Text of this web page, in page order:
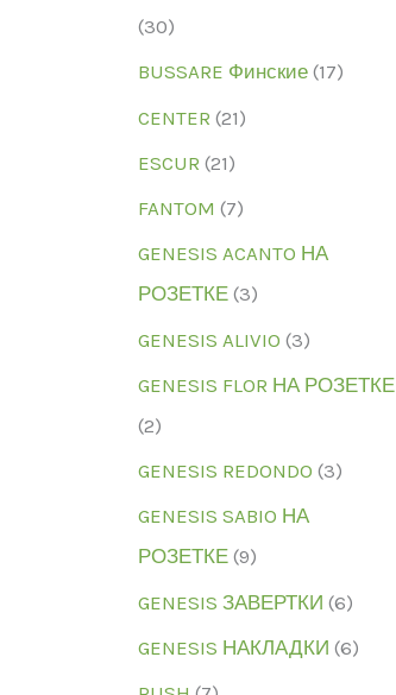
(30)
BUSSARE Финские (17)
CENTER (21)
ESCUR (21)
FANTOM (7)
GENESIS ACANTO НА
РОЗЕТКЕ (3)
GENESIS ALIVIO (3)
GENESIS FLOR НА РОЗЕТКЕ
(2)
GENESIS REDONDO (3)
GENESIS SABIO НА
РОЗЕТКЕ (9)
GENESIS ЗАВЕРТКИ (6)
GENESIS НАКЛАДКИ (6)